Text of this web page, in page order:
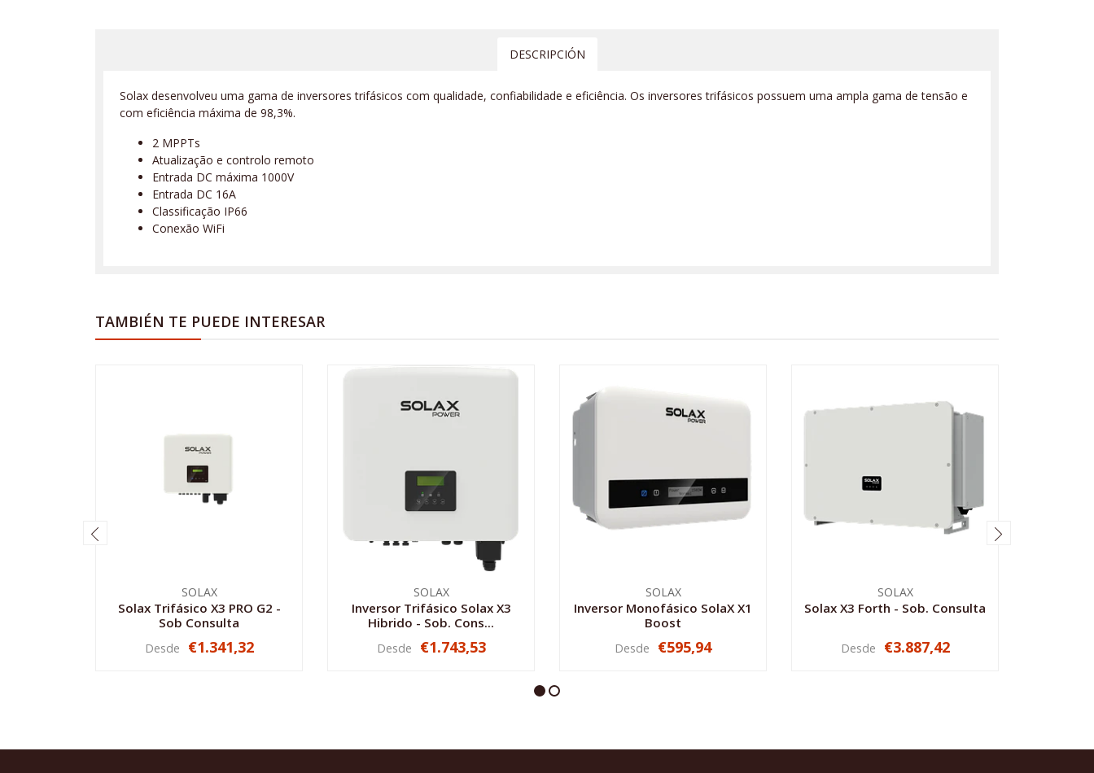
DESCRIPCIÓN
Solax desenvolveu uma gama de inversores trifásicos com qualidade, confiabilidade e eficiência. Os inversores trifásicos possuem uma ampla gama de tensão e
com eficiência máxima de 98,3%.
2 MPPTs
Atualização e controlo remoto
Entrada DC máxima 1000V
Entrada DC 16A
Classificação IP66
Conexão WiFi
TAMBIÉN TE PUEDE INTERESAR
SOLAX
Solax Trifásico X3 PRO G2 -
Sob Consulta
VER OPCIONES
Desde €1.341,32
SOLAX
Inversor Trifásico Solax X3
Hibrido - Sob. Cons...
VER OPCIONES
Desde €1.743,53
SOLAX
Inversor Monofásico SolaX X1
Boost
VER OPCIONES
Desde €595,94
SOLAX
Solax X3 Forth - Sob. Consulta
VER OPCIONES
Desde €3.887,42